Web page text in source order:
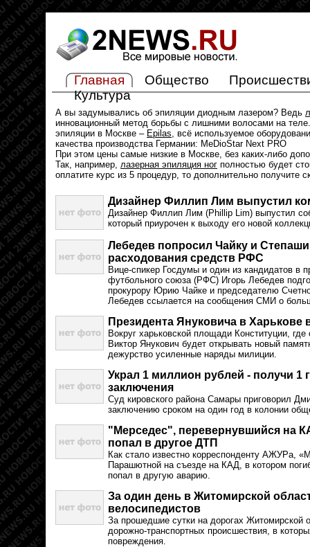
Главная Общество
Культура
А вы задумывались об эпиляции диодным лазером? Ведь
инновационный метод борьбы с лишними волосами на
эпиляции в Москве – Epilas, всё используемое
качества производства Германии: MeDioStar Next PRO
При этом цены самые низкие в Москве, без каких-либо
Так, например, лазерная эпиляция ног полностью будет
оплатите курс из 5 процедур, то дополнительно получите
Дизайнер Филлип Лим выпустил
Дизайнер Филлип Лим (Phillip Lim) выпустил
который приурочен к выходу его новой
Лебедев попросил Чайку и
расходования средств РФС
Вице-спикер Госдумы и один из кандидатов в
футбольного союза (РФС) Игорь Лебедев
прокурору Юрию Чайке и председателю
Лебедев ссылается на сообщения СМИ о
Президента Януковича в Харькове
Вокруг харьковской площади Конституции,
Виктор Янукович будет открывать новый
дежурство усиленные наряды милиции.
Украл 1 миллион рублей - получи 1
заключения
Суд кировского района Самары приговорил
заключению сроком на один год в колонии
"Мерседес", перевернувшийся на
попал в другое ДТП
Как стало известно корреспонденту АЖУРа,
Парашютной на съезде на КАД, в котором
попал в другую аварию.
За один день в Житомирской
велосипедистов
За прошедшие сутки на дорогах Житомирской
дорожно-транспортных происшествия, в
повреждения.